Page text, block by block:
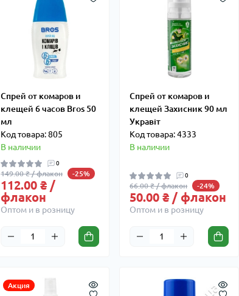
Спрей от комаров и
клещей 6 часов Bros 50
мл
Код товара: 805
В наличии
0
149.00 ₴ / флакон -25%
112.00 ₴ /
флакон
Оптом и в розницу
Спрей от комаров и
клещей Захисник 90 мл
Укравіт
Код товара: 4333
В наличии
0
66.00 ₴ / флакон -24%
50.00 ₴ / флакон
Оптом и в розницу
Акция